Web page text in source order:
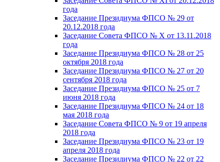
года
Заседание Президиума ФПСО № 29 от
20.12.2018 года
Заседание Совета ФПСО № X от 13.11.2018
года
Заседание Президиума ФПСО № 28 от 25
октября 2018 года
Заседание Президиума ФПСО № 27 от 20
сентября 2018 года
Заседание Президиума ФПСО № 25 от 7
июня 2018 года
Заседание Президиума ФПСО № 24 от 18
мая 2018 года
Заседание Совета ФПСО № 9 от 19 апреля
2018 года
Заседание Президиума ФПСО № 23 от 19
апреля 2018 года
Заседание Президиума ФПСО № 22 от 22